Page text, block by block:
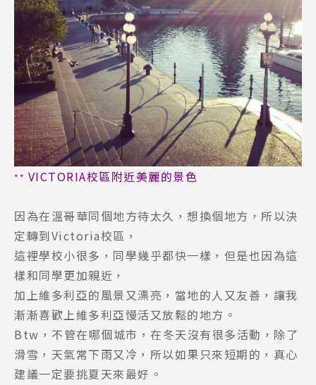
** VICTORIA校區附近美麗的景色
因為在溫哥華同個地方待太久，想換個地方，所以決
定轉到Victoria校區，
這裡學校小很多，同學幾乎都快一樣，但是也因為這
樣和同學更加親近，
加上維多利亞的風景又漂亮，當地的人又友善，讓我
漸漸喜歡上維多利亞慢活又放鬆的地方。
Btw，不管在哪個城市，在冬天沒有很多活動，除了
滑雪，天氣常下雨又冷，所以如果只來短期的，真心
建議一定要挑夏天來最好。